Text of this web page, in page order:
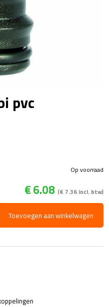
pvc
€6.08 (€ 7.36incl. btw)
Op voorraad
Toevoegen aan winkelwagen